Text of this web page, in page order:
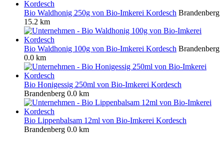
Bio Waldhonig 250g von Bio-Imkerei Kordesch Brandenberg
15.2 km
Bio Waldhonig 100g von Bio-Imkerei Kordesch Brandenberg
0.0 km
Bio Honigessig 250ml von Bio-Imkerei Kordesch
Brandenberg 0.0 km
Bio Lippenbalsam 12ml von Bio-Imkerei Kordesch
Brandenberg 0.0 km